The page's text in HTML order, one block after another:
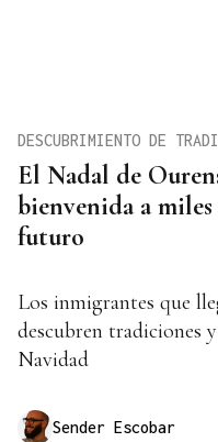
El Nadal de
bienvenida a
futuro
DESCUBRIMIENTO DE
Los inmigrantes que
descubren tradiciones
Navidad
Sender Escobar